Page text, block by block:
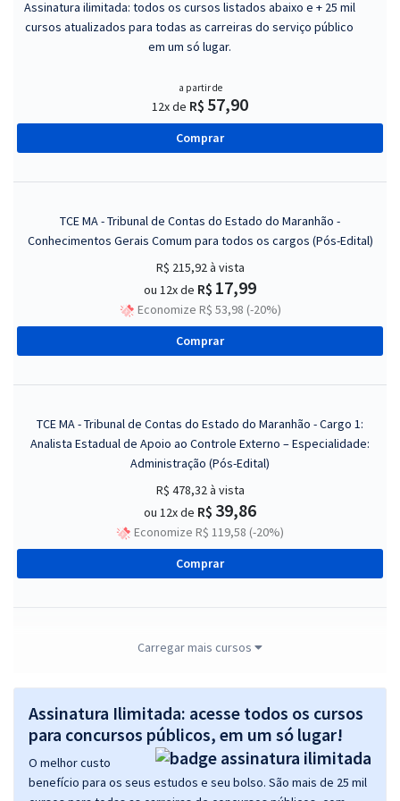
Assinatura ilimitada: todos os cursos listados abaixo e + 25 mil
cursos atualizados para todas as carreiras do serviço público
em um só lugar.
a partir de
12x de R$ 57,90
Comprar
TCE MA - Tribunal de Contas do Estado do Maranhão -
Conhecimentos Gerais Comum para todos os cargos (Pós-Edital)
R$ 215,92 à vista
ou 12x de R$ 17,99
Economize R$ 53,98 (-20%)
Comprar
TCE MA - Tribunal de Contas do Estado do Maranhão - Cargo 1:
Analista Estadual de Apoio ao Controle Externo – Especialidade:
Administração (Pós-Edital)
R$ 478,32 à vista
ou 12x de R$ 39,86
Economize R$ 119,58 (-20%)
Comprar
TCE MA - Tribunal de Contas do Estado do Maranhão - Cargo 2:
Contabilidade (Pós-Edital)
R$ 478,32à vista
ou 12x deR$ 39,86
Economize R$ 119,58 (-20%)
Comprar
Carregar mais cursos
Assinatura Ilimitada: acesse todos os cursos
para concursos públicos, em um só lugar!
O melhor custo
benefício para os seus estudos e seu bolso. São mais de 25 mil